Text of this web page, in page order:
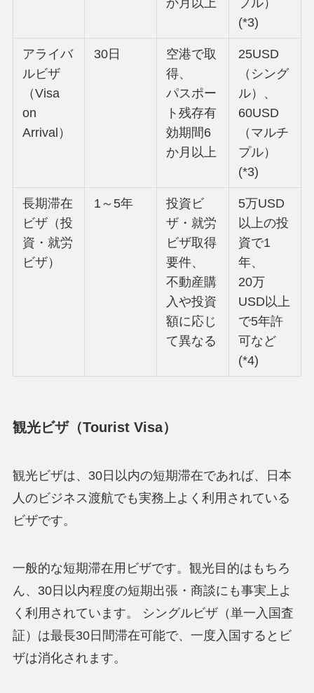
(*3)
アライバ
ルビザ
（Visa
on
Arrival）
30日
空港で取
得、
パスポー
ト残存有
効期間6
か月以上
25USD
（シング
ル）、
60USD
（マルチ
プル）
(*3)
長期滞在
ビザ（投
資・就労
ビザ）
1～5年
投資ビ
ザ・就労
ビザ取得
要件、
不動産購
入や投資
額に応じ
て異なる
5万USD
以上の投
資で1
年、
20万
USD以上
で5年許
可など
(*4)
観光ビザ（Tourist Visa）
観光ビザは、30日以内の短期滞在であれば、日本
人のビジネス渡航でも実務上よく利用されている
ビザです。
一般的な短期滞在用ビザです。観光目的はもちろ
ん、30日以内程度の短期出張・商談にも事実上よ
く利用されています。 シングルビザ（単一入国査
証）は最長30日間滞在可能で、一度入国するとビ
ザは消化されます。